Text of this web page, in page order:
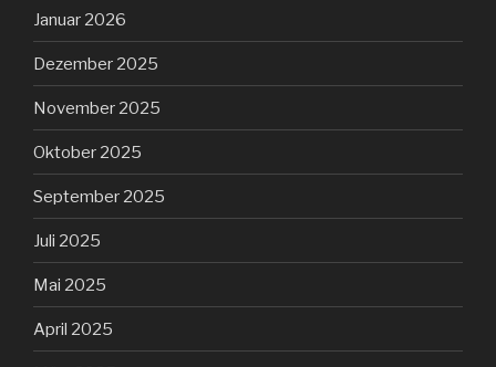
Januar 2026
Dezember 2025
November 2025
Oktober 2025
September 2025
Juli 2025
Mai 2025
April 2025